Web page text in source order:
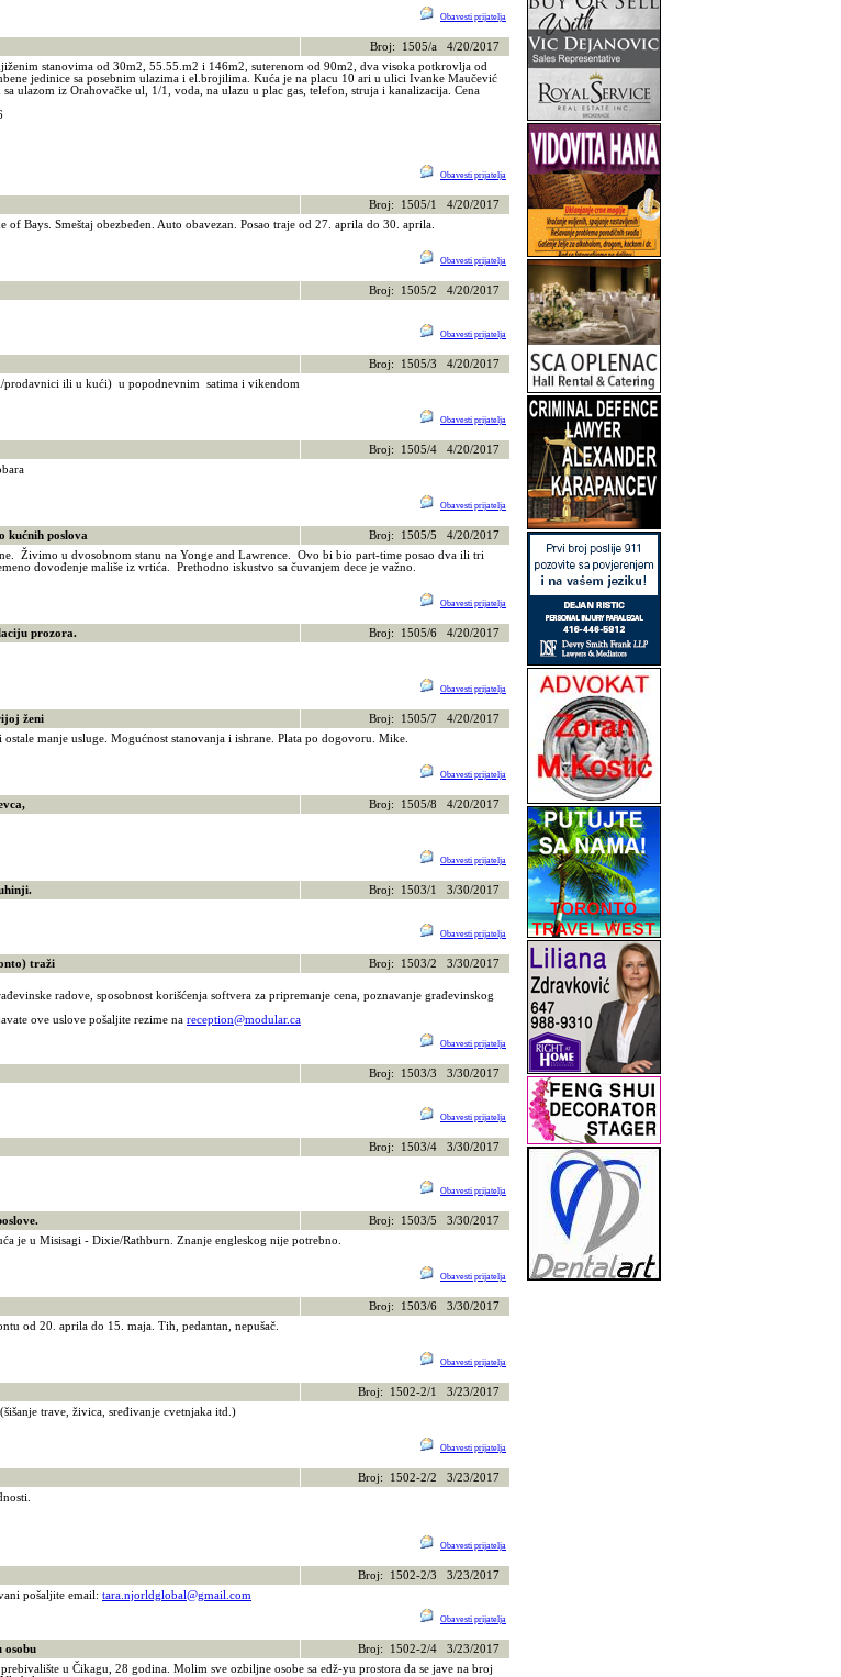
Obavesti prijatelja
Broj: 1505/a 4/20/2017
stanovima od 30m2, 55.55.m2 i 146m2, suterenom od 90m2, dva visoka potkrovlja od
jedinice sa posebnim ulazima i el.brojilima. Kuća je na placu 10 ari u ulici Ivanke Maučević
ulazom iz Orahovačke ul, 1/1, voda, na ulazu u plac gas, telefon, struja i kanalizacija. Cena
Obavesti prijatelja
Broj: 1505/1 4/20/2017
Bays. Smeštaj obezbeđen. Auto obavezan. Posao traje od 27. aprila do 30. aprila.
Obavesti prijatelja
Broj: 1505/2 4/20/2017
Obavesti prijatelja
Broj: 1505/3 4/20/2017
prodavnici ili u kući) u popodnevnim satima i vikendom
Obavesti prijatelja
Broj: 1505/4 4/20/2017
Obavesti prijatelja
kućnih poslova
Broj: 1505/5 4/20/2017
Živimo u dvosobnom stanu na Yonge and Lawrence. Ovo bi bio part-time posao dva ili tri
dovođenje mališe iz vrtića. Prethodno iskustvo sa čuvanjem dece je važno.
Obavesti prijatelja
prozora.
Broj: 1505/6 4/20/2017
Obavesti prijatelja
ženi
Broj: 1505/7 4/20/2017
ostale manje usluge. Mogućnost stanovanja i ishrane. Plata po dogovoru. Mike.
Obavesti prijatelja
Broj: 1505/8 4/20/2017
Obavesti prijatelja
Broj: 1503/1 3/30/2017
Obavesti prijatelja
traži
Broj: 1503/2 3/30/2017
radove, sposobnost korišćenja softvera za pripremanje cena, poznavanje građevinskog
ove uslove pošaljite rezime na reception@modular.ca
Obavesti prijatelja
Broj: 1503/3 3/30/2017
Obavesti prijatelja
Broj: 1503/4 3/30/2017
Obavesti prijatelja
Broj: 1503/5 3/30/2017
je u Misisagi - Dixie/Rathburn. Znanje engleskog nije potrebno.
Obavesti prijatelja
Broj: 1503/6 3/30/2017
od 20. aprila do 15. maja. Tih, pedantan, nepušač.
Obavesti prijatelja
Broj: 1502-2/1 3/23/2017
trave, živica, sređivanje cvetnjaka itd.)
Obavesti prijatelja
Broj: 1502-2/2 3/23/2017
Obavesti prijatelja
Broj: 1502-2/3 3/23/2017
pošaljite email: tara.njorldglobal@gmail.com
Obavesti prijatelja
Broj: 1502-2/4 3/23/2017
u Čikagu, 28 godina. Molim sve ozbiljne osobe sa edž-yu prostora da se jave na broj